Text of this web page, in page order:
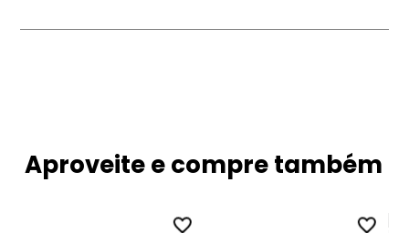
Aproveite e compre também